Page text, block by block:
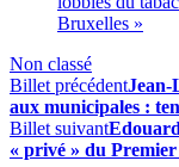
Bruxelles »
Non classé
Billet précédentJean-
aux municipales :
Billet suivant
« privé » du